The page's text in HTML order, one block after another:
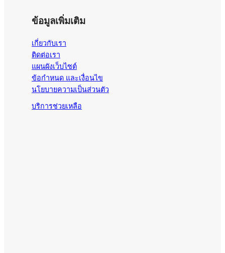
ข้อมูลเพิ่มเติม
เกี่ยวกับเรา
ติดต่อเรา
แผนผังเว็บไซต์
ข้อกำหนด และเงื่อนไข
นโยบายความเป็นส่วนตัว
บริการช่วยเหลือ